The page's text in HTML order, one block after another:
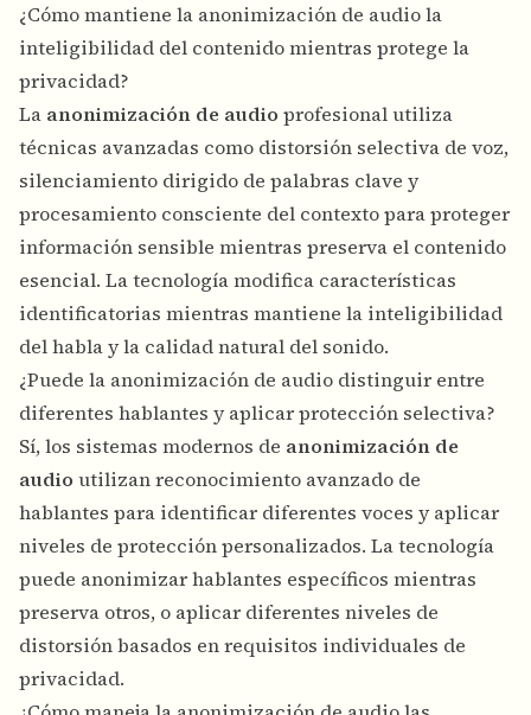
¿Cómo mantiene la anonimización de audio la
inteligibilidad del contenido mientras protege la
privacidad?
La anonimización de audio profesional utiliza
técnicas avanzadas como distorsión selectiva de voz,
silenciamiento dirigido de palabras clave y
procesamiento consciente del contexto para proteger
información sensible mientras preserva el contenido
esencial. La tecnología modifica características
identificatorias mientras mantiene la inteligibilidad
del habla y la calidad natural del sonido.
¿Puede la anonimización de audio distinguir entre
diferentes hablantes y aplicar protección selectiva?
Sí, los sistemas modernos de anonimización de
audio utilizan reconocimiento avanzado de
hablantes para identificar diferentes voces y aplicar
niveles de protección personalizados. La tecnología
puede anonimizar hablantes específicos mientras
preserva otros, o aplicar diferentes niveles de
distorsión basados en requisitos individuales de
privacidad.